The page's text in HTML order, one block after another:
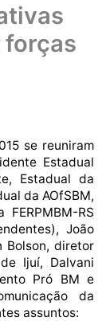
forças
se reuniram
Estadual
Estadual da
da AOfSBM,
RS
João
Bolson, diretor
Ijuí, Dalvani
Pró BM e
da
assuntos: